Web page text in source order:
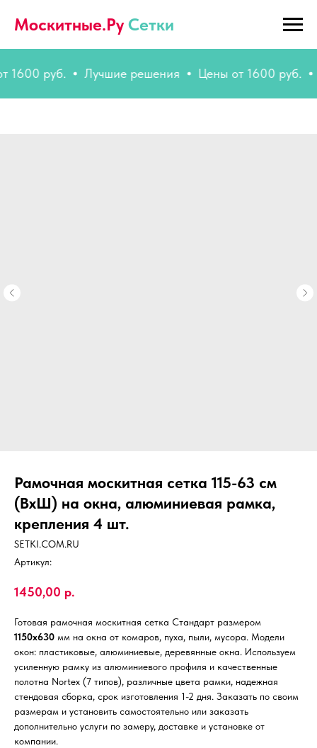
Москитные.Ру Сетки
руб. Лучшие решения Цены от 1600 руб.
Рамочная москитная сетка 115-63 см
(ВхШ) на окна, алюминиевая рамка,
крепления 4 шт.
SETKI.COM.RU
Артикул:
1450,00 р.
Готовая рамочная москитная сетка Стандарт размером
1150х630 мм на окна от комаров, пуха, пыли, мусора. Модели
окон: пластиковые, алюминиевые, деревянные окна. Используем
усиленную рамку из алюминиевого профиля и качественные
полотна Nortex (7 типов), различные цвета рамки, надежная
стендовая сборка, срок изготовления 1-2 дня. Заказать по своим
размерам и установить самостоятельно или заказать
дополнительно услуги по замеру, доставке и установке от
компании.